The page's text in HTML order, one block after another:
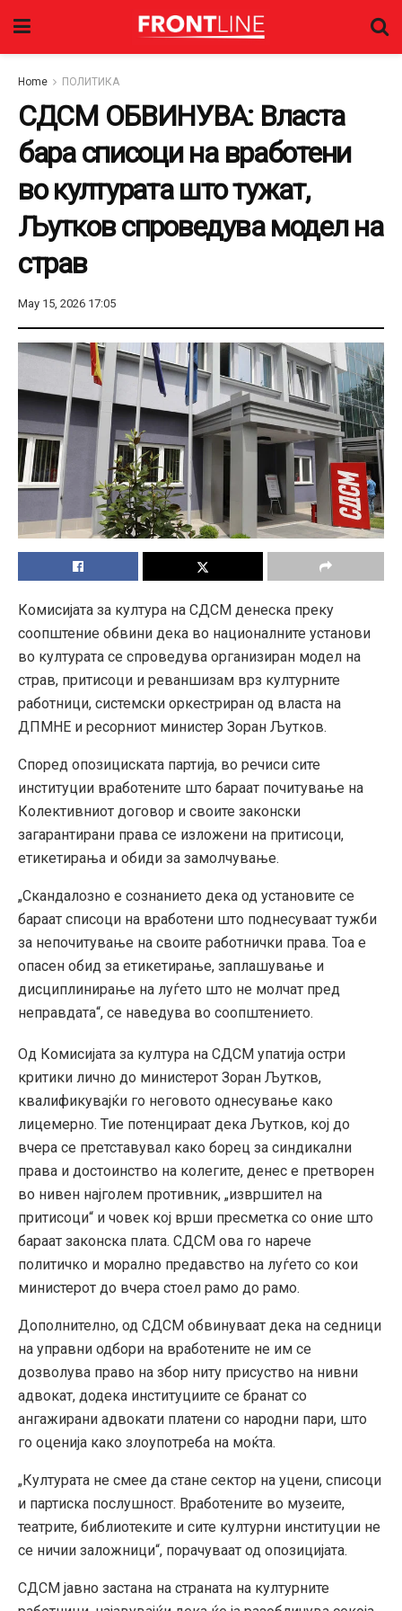
Home ПОЛИТИКА
СДСМ ОБВИНУВА: Власта
бара списоци на вработени
во културата што тужат,
Љутков спроведува модел на
страв
May 15, 2026 17:05
Комисијата за култура на СДСМ денеска преку
соопштение обвини дека во националните установи
во културата се спроведува организиран модел на
страв, притисоци и реваншизам врз културните
работници, системски оркестриран од власта на
ДПМНЕ и ресорниот министер Зоран Љутков.
Според опозициската партија, во речиси сите
институции вработените што бараат почитување на
Колективниот договор и своите законски
загарантирани права се изложени на притисоци,
етикетирања и обиди за замолчување.
„Скандалозно е сознанието дека од установите се
бараат списоци на вработени што поднесуваат тужби
за непочитување на своите работнички права. Тоа е
опасен обид за етикетирање, заплашување и
дисциплинирање на луѓето што не молчат пред
неправдата“, се наведува во соопштението.
Од Комисијата за култура на СДСМ упатија остри
критики лично до министерот Зоран Љутков,
квалификувајќи го неговото однесување како
лицемерно. Тие потенцираат дека Љутков, кој до
вчера се претставувал како борец за синдикални
права и достоинство на колегите, денес е претворен
во нивен најголем противник, „извршител на
притисоци“ и човек кој врши пресметка со оние што
бараат законска плата. СДСМ ова го нарече
политичко и морално предавство на луѓето со кои
министерот до вчера стоел рамо до рамо.
Дополнително, од СДСМ обвинуваат дека на седници
на управни одбори на вработените не им се
дозволува право на збор ниту присуство на нивни
адвокат, додека институциите се бранат со
ангажирани адвокати платени со народни пари, што
го оценија како злоупотреба на моќта.
„Културата не смее да стане сектор на уцени, списоци
и партиска послушност. Вработените во музеите,
театрите, библиотеките и сите културни институции не
се ничии заложници“, порачуваат од опозицијата.
СДСМ јавно застана на страната на културните